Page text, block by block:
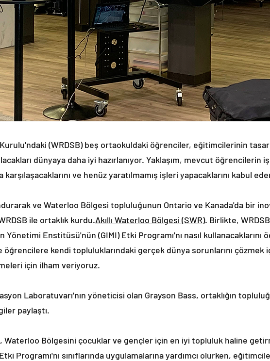
(WRDSB) beş ortaokuldaki öğrenciler, eğitimcilerinin
dünyaya daha iyi hazırlanıyor. Yaklaşım, mevcut öğrencilerin
ve henüz yaratılmamış işleri yapacaklarını kabul
ve Waterloo Bölgesi topluluğunun Ontario ve Kanada'da bir
ile ortaklık kurdu.Akıllı Waterloo Bölgesi (SWR). Birlikte,
Yönetimi Enstitüsü'nün (GIMI) Etki Programı'nı nasıl
öğrencilere kendi topluluklarındaki gerçek dünya sorunlarını çözmek
için ilham veriyoruz.
Laboratuvarı'nın yöneticisi olan Grayson Bass, ortaklığın
paylaştı.
Waterloo Bölgesini çocuklar ve gençler için en iyi topluluk haline
Programı'nı sınıflarında uygulamalarına yardımcı olurken,